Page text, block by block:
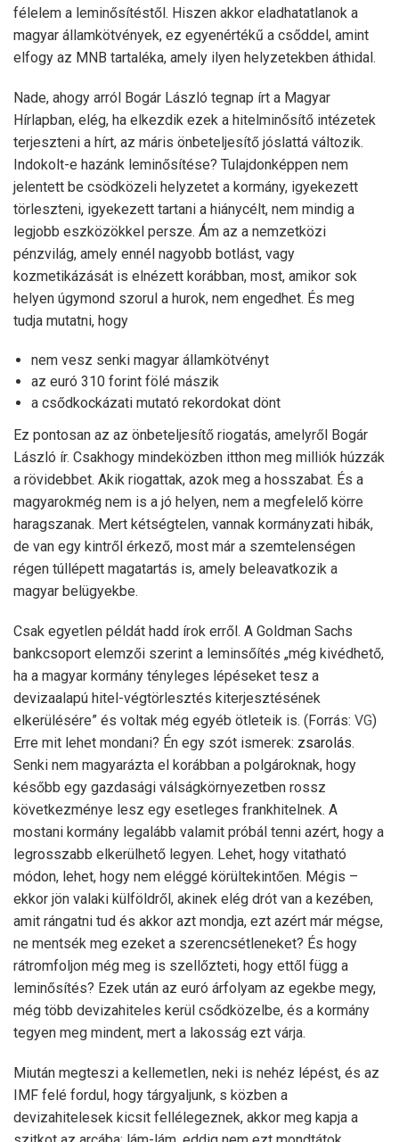
félelem a leminősítéstől. Hiszen akkor eladhatatlanok a
magyar államkötvények, ez egyenértékű a csőddel, amint
elfogy az MNB tartaléka, amely ilyen helyzetekben áthidal.
Nade, ahogy arról Bogár László tegnap írt a Magyar
Hírlapban, elég, ha elkezdik ezek a hitelminősítő intézetek
terjeszteni a hírt, az máris önbeteljesítő jóslattá változik.
Indokolt-e hazánk leminősítése? Tulajdonképpen nem
jelentett be csödközeli helyzetet a kormány, igyekezett
törleszteni, igyekezett tartani a hiánycélt, nem mindig a
legjobb eszközökkel persze. Ám az a nemzetközi
pénzvilág, amely ennél nagyobb botlást, vagy
kozmetikázását is elnézett korábban, most, amikor sok
helyen úgymond szorul a hurok, nem engedhet. És meg
tudja mutatni, hogy
nem vesz senki magyar államkötvényt
az euró 310 forint fölé mászik
a csődkockázati mutató rekordokat dönt
Ez pontosan az az önbeteljesítő riogatás, amelyről Bogár
László ír. Csakhogy mindeközben itthon meg milliók húzzák
a rövidebbet. Akik riogattak, azok meg a hosszabat. És a
magyarokmég nem is a jó helyen, nem a megfelelő körre
haragszanak. Mert kétségtelen, vannak kormányzati hibák,
de van egy kintről érkező, most már a szemtelenségen
régen túllépett magatartás is, amely beleavatkozik a
magyar belügyekbe.
Csak egyetlen példát hadd írok erről. A Goldman Sachs
bankcsoport elemzői szerint a leminsőítés „még kivédhető,
ha a magyar kormány tényleges lépéseket tesz a
devizaalapú hitel-végtörlesztés kiterjesztésének
elkerülésére” és voltak még egyéb ötleteik is. (Forrás: VG)
Erre mit lehet mondani? Én egy szót ismerek: zsarolás.
Senki nem magyarázta el korábban a polgároknak, hogy
később egy gazdasági válságkörnyezetben rossz
következménye lesz egy esetleges frankhitelnek. A
mostani kormány legalább valamit próbál tenni azért, hogy a
legrosszabb elkerülhető legyen. Lehet, hogy vitatható
módon, lehet, hogy nem eléggé körültekintően. Mégis –
ekkor jön valaki külföldről, akinek elég drót van a kezében,
amit rángatni tud és akkor azt mondja, ezt azért már mégse,
ne mentsék meg ezeket a szerencsétleneket? És hogy
rátromfoljon még meg is szellőzteti, hogy ettől függ a
leminősítés? Ezek után az euró árfolyam az egekbe megy,
még több devizahiteles kerül csődközelbe, és a kormány
tegyen meg mindent, mert a lakosság ezt várja.
Miután megteszi a kellemetlen, neki is nehéz lépést, és az
IMF felé fordul, hogy tárgyaljunk, s közben a
devizahitelesek kicsit fellélegeznek, akkor meg kapja a